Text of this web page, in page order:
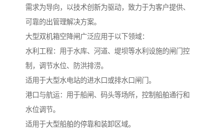
需求为导向，以技术创新为驱动，致力于为客户提供、
可靠的出管理解决方案。
大型双机箱空降闸广泛应用于以下领域：
水利工程：用于水库、河道、堤坝等水利设施的闸门控
制，调节水位、防洪排涝。
适用于大型水电站的进水口或排水口闸门。
港口与航运：用于船闸、码头等场所，控制船舶通行和
水位调节。
适用于大型船舶的停靠和装卸区域。